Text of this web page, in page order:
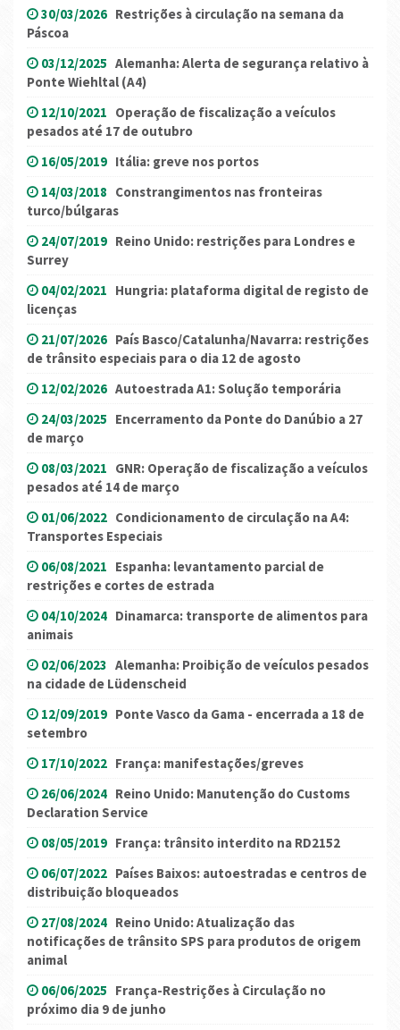
30/03/2026 Restrições à circulação na semana da
Páscoa
03/12/2025 Alemanha: Alerta de segurança relativo à
Ponte Wiehltal (A4)
12/10/2021 Operação de fiscalização a veículos
pesados até 17 de outubro
16/05/2019 Itália: greve nos portos
14/03/2018 Constrangimentos nas fronteiras
turco/búlgaras
24/07/2019 Reino Unido: restrições para Londres e
Surrey
04/02/2021 Hungria: plataforma digital de registo de
licenças
21/07/2026 País Basco/Catalunha/Navarra: restrições
de trânsito especiais para o dia 12 de agosto
12/02/2026 Autoestrada A1: Solução temporária
24/03/2025 Encerramento da Ponte do Danúbio a 27
de março
08/03/2021 GNR: Operação de fiscalização a veículos
pesados até 14 de março
01/06/2022 Condicionamento de circulação na A4:
Transportes Especiais
06/08/2021 Espanha: levantamento parcial de
restrições e cortes de estrada
04/10/2024 Dinamarca: transporte de alimentos para
animais
02/06/2023 Alemanha: Proibição de veículos pesados
na cidade de Lüdenscheid
12/09/2019 Ponte Vasco da Gama - encerrada a 18 de
setembro
17/10/2022 França: manifestações/greves
26/06/2024 Reino Unido: Manutenção do Customs
Declaration Service
08/05/2019 França: trânsito interdito na RD2152
06/07/2022 Países Baixos: autoestradas e centros de
distribuição bloqueados
27/08/2024 Reino Unido: Atualização das
notificações de trânsito SPS para produtos de origem
animal
06/06/2025 França-Restrições à Circulação no
próximo dia 9 de junho